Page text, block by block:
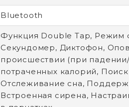
Bluetooth
Функция Double Tap, Режим
Секундомер, Диктофон,
происшествии (при
потраченных калорий,
Отслеживание сна,
Встроенная сирена,